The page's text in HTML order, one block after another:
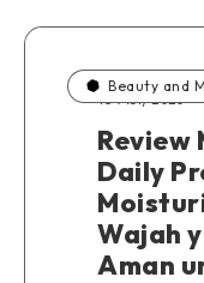
Beauty and
15 Mei, 2020
Review
Daily
Wajah
Aman